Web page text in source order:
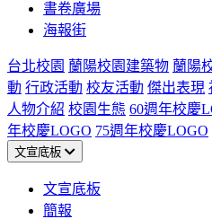
書卷廣場
海報街
台北校園 蘭陽校園建築物 蘭陽
動 行政活動 校友活動 傑出表現
人物介紹 校園生態 60週年校慶
年校慶LOGO 75週年校慶LOGO
文宣底板
文宣底板
簡報